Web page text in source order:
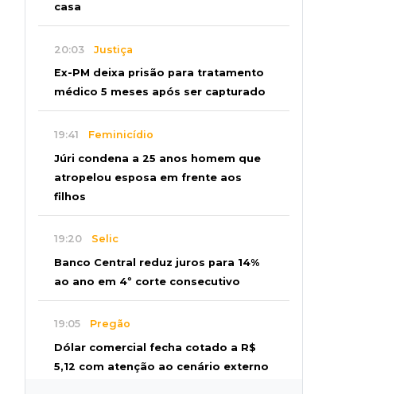
casa
20:03 Justiça
Ex-PM deixa prisão para tratamento
médico 5 meses após ser capturado
19:41 Feminicídio
Júri condena a 25 anos homem que
atropelou esposa em frente aos
filhos
19:20 Selic
Banco Central reduz juros para 14%
ao ano em 4º corte consecutivo
19:05 Pregão
Dólar comercial fecha cotado a R$
5,12 com atenção ao cenário externo